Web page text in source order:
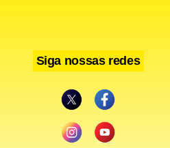
do partido Nação
da coalizão governista),
um candidato de consenso,
na semana passada que
assumir o cargo de primeiro-
Siga nossas redes